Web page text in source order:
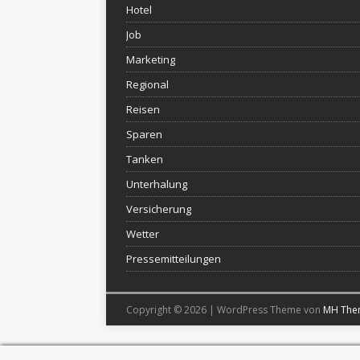
Hotel
Job
Marketing
Regional
Reisen
Sparen
Tanken
Unterhalung
Versicherung
Wetter
Pressemitteilungen
Copyright © 2026 | WordPress Theme von MH